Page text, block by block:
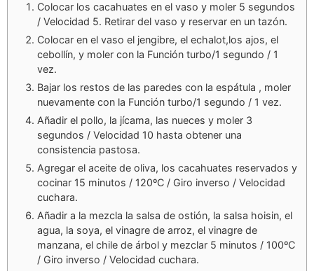
Colocar los cacahuates en el vaso y moler 5 segundos
/ Velocidad 5. Retirar del vaso y reservar en un tazón.
Colocar en el vaso el jengibre, el echalot,los ajos, el
cebollín, y moler con la Función turbo/1 segundo / 1
vez.
Bajar los restos de las paredes con la espátula , moler
nuevamente con la Función turbo/1 segundo / 1 vez.
Añadir el pollo, la jícama, las nueces y moler 3
segundos / Velocidad 10 hasta obtener una
consistencia pastosa.
Agregar el aceite de oliva, los cacahuates reservados y
cocinar 15 minutos / 120ºC / Giro inverso / Velocidad
cuchara.
Añadir a la mezcla la salsa de ostión, la salsa hoisin, el
agua, la soya, el vinagre de arroz, el vinagre de
manzana, el chile de árbol y mezclar 5 minutos / 100ºC
/ Giro inverso / Velocidad cuchara.